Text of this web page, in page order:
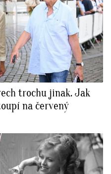
trochu jinak. Jak
na červený